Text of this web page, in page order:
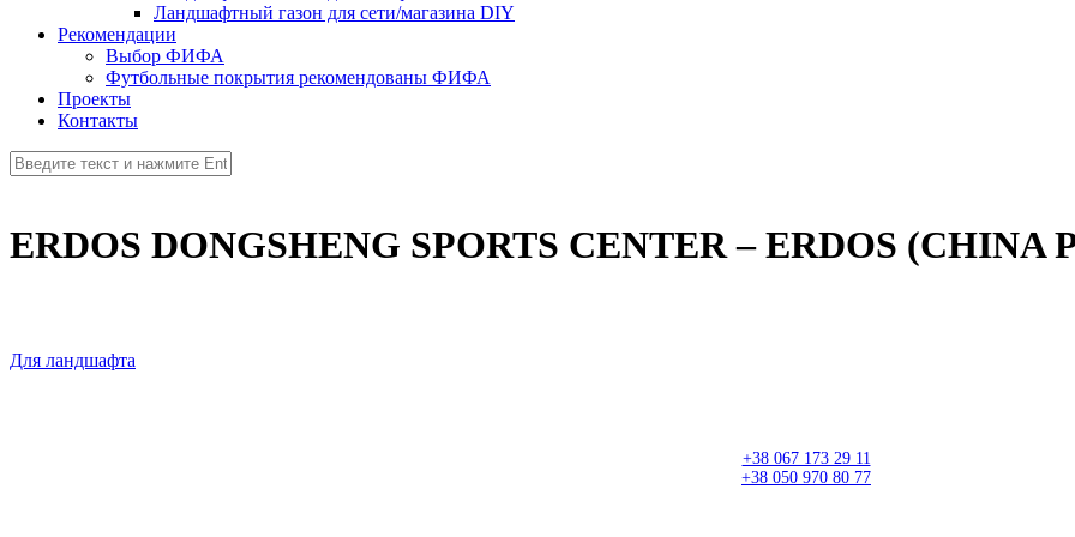
Ландшафтный газон для сети/магазина DIY
Рекомендации
Выбор ФИФА
Футбольные покрытия рекомендованы ФИФА
Проекты
Контакты
ERDOS DONGSHENG SPORTS CENTER – ERDOS (CHINA
Для ландшафта
+38 067 173 29 11
+38 050 970 80 77